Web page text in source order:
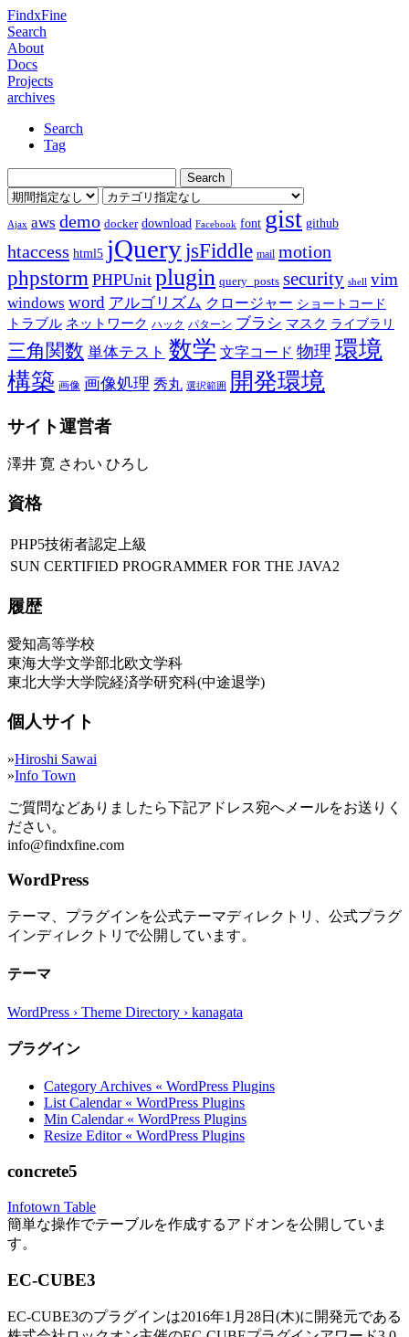
FindxFine
Search
About
Docs
Projects
archives
Search
Tag
Ajax aws demo docker download Facebook font gist github
htaccess html5 jQuery jsFiddle mail motion
phpstorm PHPUnit plugin query_posts security shell vim
windows word アルゴリズム クロージャー ショートコード
トラブル ネットワーク ハック パターン ブラシ マスク ライブラリ
三角関数 単体テスト 数学 文字コード 物理 環境
構築 画像 画像処理 秀丸 選択範囲 開発環境
サイト運営者
澤井 寛 さわい ひろし
資格
PHP5技術者認定上級
SUN CERTIFIED PROGRAMMER FOR THE JAVA2
履歴
愛知高等学校
東海大学文学部北欧文学科
東北大学大学院経済学研究科(中途退学)
個人サイト
»Hiroshi Sawai
»Info Town
ご質問などありましたら下記アドレス宛へメールをお送りく
ださい。
info@findxfine.com
WordPress
テーマ、プラグインを公式テーマディレクトリ、公式プラグ
インディレクトリで公開しています。
テーマ
WordPress › Theme Directory › kanagata
プラグイン
Category Archives « WordPress Plugins
List Calendar « WordPress Plugins
Min Calendar « WordPress Plugins
Resize Editor « WordPress Plugins
concrete5
Infotown Table
簡単な操作でテーブルを作成するアドオンを公開していま
す。
EC-CUBE3
EC-CUBE3のプラグインは2016年1月28日(木)に開発元である